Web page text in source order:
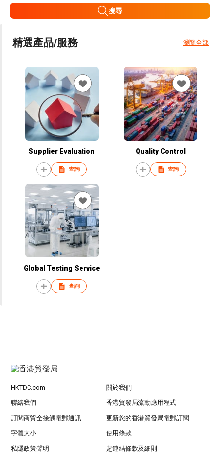
搜尋
精選產品/服務 瀏覽全部
Supplier Evaluation
查詢
Quality Control
查詢
Global Testing Service
查詢
HKTDC.com 關於我們
聯絡我們 香港貿發局流動應用程式
訂閱商貿全接觸電郵通訊 更新您的香港貿發局電郵訂閱
字體大小 使用條款
私隱政策聲明 超連結條款及細則